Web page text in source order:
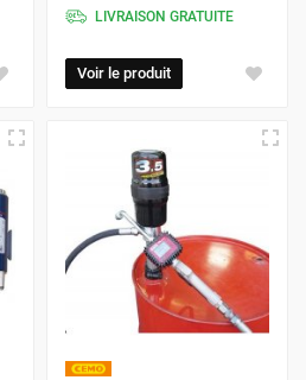
LIVRAISON GRATUITE
Voir le produit